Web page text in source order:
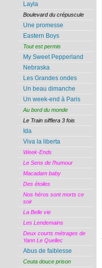
Layla
Boulevard du crépuscule
Une promesse
Eastern Boys
Tout est permis
My Sweet Pepperland
Nebraska
Les Grandes ondes
Un beau dimanche
Un week-end à Paris
Au bord du monde
Le Train sifflera 3 fois
Ida
Viva la liberta
Week-Ends
Le Sens de l’humour
Macadam baby
Des étoiles
Nos héros sont morts ce
soir
La Belle vie
Les Lendemains
Deux courts métrages de
Yann Le Quellec
Abus de faiblesse
Ceuta douce prison